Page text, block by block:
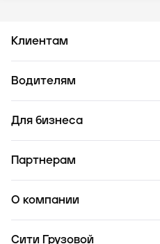
Клиентам
Водителям
Для бизнеса
Партнерам
О компании
Сити Грузовой